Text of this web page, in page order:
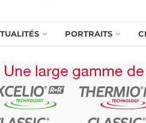
PORTRAITS